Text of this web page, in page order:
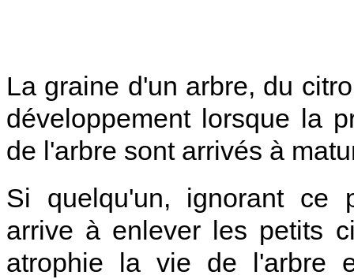
La graine d'un arbre, du
développement lorsque la
de l'arbre sont arrivés à
Si quelqu'un, ignorant ce
arrive à enlever les petits
atrophie la vie de l'arbre